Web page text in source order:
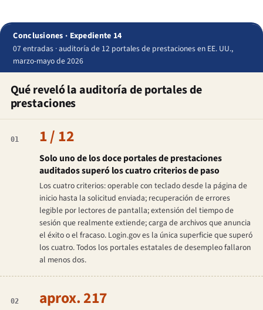
Conclusiones · Expediente 14
07 entradas · auditoría de 12 portales de prestaciones en EE. UU.,
marzo-mayo de 2026
Qué reveló la auditoría de portales de
prestaciones
01 1 / 12
Solo uno de los doce portales de prestaciones
auditados superó los cuatro criterios de paso
Los cuatro criterios: operable con teclado desde la página de
inicio hasta la solicitud enviada; recuperación de errores
legible por lectores de pantalla; extensión del tiempo de
sesión que realmente extiende; carga de archivos que anuncia
el éxito o el fracaso. Login.gov es la única superficie que superó
los cuatro. Todos los portales estatales de desempleo fallaron
al menos dos.
02 aprox. 217